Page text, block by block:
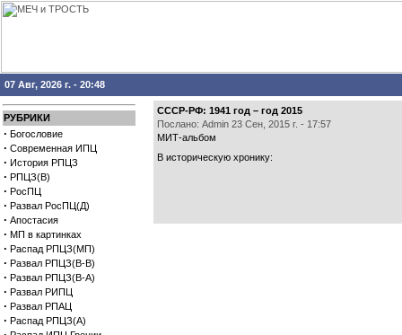
07 Авг, 2026 г. - 20:48
РУБРИКИ
· Богословие
· Современная ИПЦ
· История РПЦЗ
· РПЦЗ(В)
· РосПЦ
· Развал РосПЦ(Д)
· Апостасия
· МП в картинках
· Распад РПЦЗ(МП)
· Развал РПЦЗ(В-В)
· Развал РПЦЗ(В-А)
· Развал РИПЦ
· Развал РПАЦ
· Распад РПЦЗ(А)
СССР-РФ: 1941 год – год 2015
Послано: Admin 23 Сен, 2015 г. - 17:57
МИТ-альбом
В историческую хронику: